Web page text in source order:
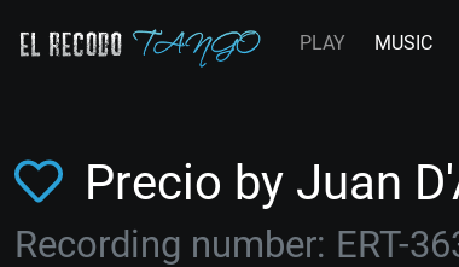
PLAY MUSIC
Precio by Juan
Recording number: ERT-